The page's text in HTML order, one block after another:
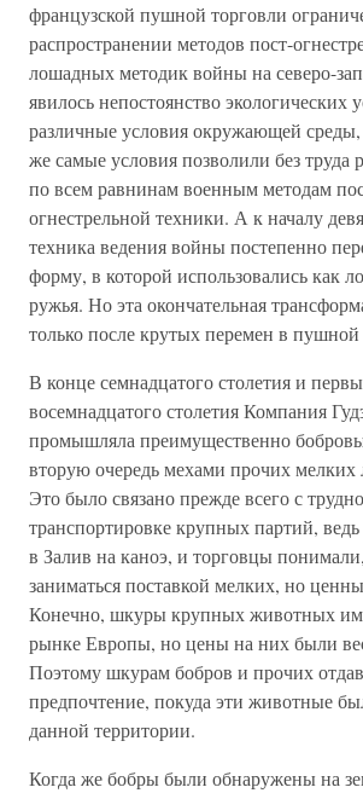
французской пушной торговли
распространении методов пост-
лошадных методик войны на северо-
явилось непостоянство экологических
различные условия окружающей
же самые условия позволили без труда
по всем равнинам военным методам
огнестрельной техники. А к началу
техника ведения войны постепенно
форму, в которой использовались как
ружья. Но эта окончательная
только после крутых перемен в пушной
В конце семнадцатого столетия и
восемнадцатого столетия Компания
промышляла преимущественно
вторую очередь мехами прочих мелких
Это было связано прежде всего с
транспортировке крупных партий, ведь
в Залив на каноэ, и торговцы
заниматься поставкой мелких, но
Конечно, шкуры крупных животных
рынке Европы, но цены на них были
Поэтому шкурам бобров и прочих
предпочтение, покуда эти животные
данной территории.
Когда же бобры были обнаружены на